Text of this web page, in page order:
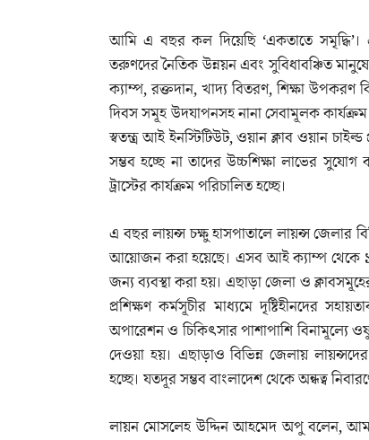
আমি এ বছর কল দিয়েছি ‘একতাতে সমৃদ্ধি’।
তরুণদের নৈতিক উন্নয়ন এবং সুবিধাবঞ্চিত
ক্যাম্প, রক্তদান, খাদ্য বিতরণ, শিক্ষা উপকরণ
দিবস সমূহ উদযাপনসহ নানা সেবামূলক কার্যক্রম
স্বতন্ত্র আই ইনস্টিটিউট, ওয়ান ক্লাব ওয়ান চাইল্ড
সম্ভব হচ্ছে না তাদের উচ্চশিক্ষা লাভের
ট্রাস্টের কার্যক্রম পরিচালিত হচ্ছে।
এ বছর লায়ন্স চক্ষু হাসপাতালে লায়ন্স জেলার
আয়োজন করা হয়েছে। এসব আই ক্যাম্প থেকে
জন্য ব্যবস্থা করা হয়। এছাড়া জেলা ও
প্রশিক্ষণ কর্মসূচীর মাধ্যমে দৃষ্টিহীনদের
অপারেশন ও চিকিৎসার পাশাপাশি বিনামূল্যে
দেওয়া হয়। এছাড়াও বিভিন্ন জেলায়
হচ্ছে। যতদূর সম্ভব বাংলাদেশ থেকে অন্ধত্ব
লায়ন মোসলেহ উদ্দিন আহমেদ অপু বলেন,